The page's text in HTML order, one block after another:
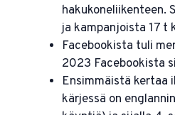
hakukoneliikenteen.
ja kampanjoista 17 t
Facebookista tuli
2023 Facebookista
Ensimmäistä kertaa
kärjessä on